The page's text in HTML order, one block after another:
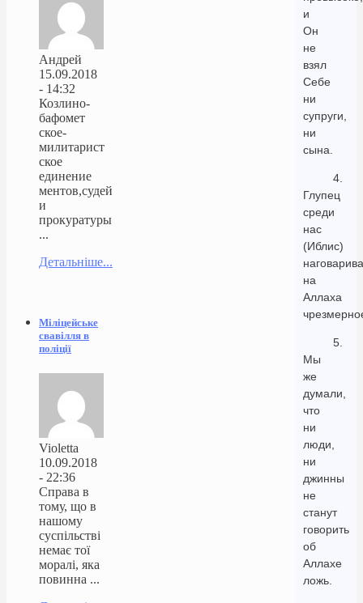
и
Он
не
взял
Себе
ни
супруги,
ни
сына.
4.
Глупец
среди
нас
(Иблис)
на
Аллаха
5.
Мы
же
думали,
что
ни
люди,
ни
джинны
не
станут
говорить
об
Аллахе
ложь.
Андрей
15.09.2018
- 14:32
Козлино-
бафомет
ское-
милитарист
ское
единение
ментов,судей
и
прокуратуры
...
Детальніше...
Міліцейське
свавілля в
поліції
Violetta
10.09.2018
- 22:36
Справа в
тому, що в
нашому
суспільстві
немає тої
моралі, яка
повинна ...